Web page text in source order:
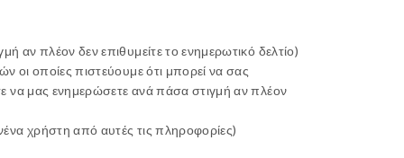
αν πλέον δεν επιθυμείτε το ενημερωτικό δελτίο)
οι οποίες πιστεύουμε ότι μπορεί να σας
να μας ενημερώσετε ανά πάσα στιγμή αν πλέον
χρήστη από αυτές τις πληροφορίες)